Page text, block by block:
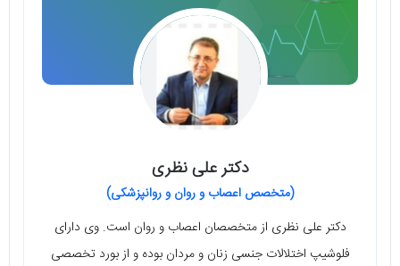
دکتر علی نظری
(متخصص اعصاب و روان و روانپزشکی)
دکتر علی نظری از متخصصان اعصاب و روان است. وی دارای
فلوشیپ اختلالات جنسی زنان و مردان بوده و از بورد تخصصی